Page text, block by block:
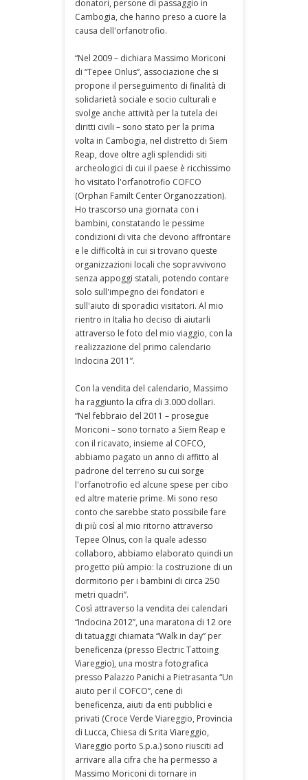
donatori, persone di passaggio in
Cambogia, che hanno preso a cuore la
causa dell'orfanotrofio.
“Nel 2009 – dichiara Massimo Moriconi
di “Tepee Onlus”, associazione che si
propone il perseguimento di finalità di
solidarietà sociale e socio culturali e
svolge anche attività per la tutela dei
diritti civili – sono stato per la prima
volta in Cambogia, nel distretto di Siem
Reap, dove oltre agli splendidi siti
archeologici di cui il paese è ricchissimo
ho visitato l'orfanotrofio COFCO
(Orphan Familt Center Organozzation).
Ho trascorso una giornata con i
bambini, constatando le pessime
condizioni di vita che devono affrontare
e le difficoltà in cui si trovano queste
organizzazioni locali che sopravvivono
senza appoggi statali, potendo contare
solo sull'impegno dei fondatori e
sull'aiuto di sporadici visitatori. Al mio
rientro in Italia ho deciso di aiutarli
attraverso le foto del mio viaggio, con la
realizzazione del primo calendario
Indocina 2011”.
Con la vendita del calendario, Massimo
ha raggiunto la cifra di 3.000 dollari.
“Nel febbraio del 2011 – prosegue
Moriconi – sono tornato a Siem Reap e
con il ricavato, insieme al COFCO,
abbiamo pagato un anno di affitto al
padrone del terreno su cui sorge
l'orfanotrofio ed alcune spese per cibo
ed altre materie prime. Mi sono reso
conto che sarebbe stato possibile fare
di più così al mio ritorno attraverso
Tepee Olnus, con la quale adesso
collaboro, abbiamo elaborato quindi un
progetto più ampio: la costruzione di un
dormitorio per i bambini di circa 250
metri quadri”.
Così attraverso la vendita dei calendari
“Indocina 2012”, una maratona di 12 ore
di tatuaggi chiamata “Walk in day” per
beneficenza (presso Electric Tattoing
Viareggio), una mostra fotografica
presso Palazzo Panichi a Pietrasanta “Un
aiuto per il COFCO”, cene di
beneficenza, aiuti da enti pubblici e
privati (Croce Verde Viareggio, Provincia
di Lucca, Chiesa di S.rita Viareggio,
Viareggio porto S.p.a.) sono riusciti ad
arrivare alla cifra che ha permesso a
Massimo Moriconi di tornare in